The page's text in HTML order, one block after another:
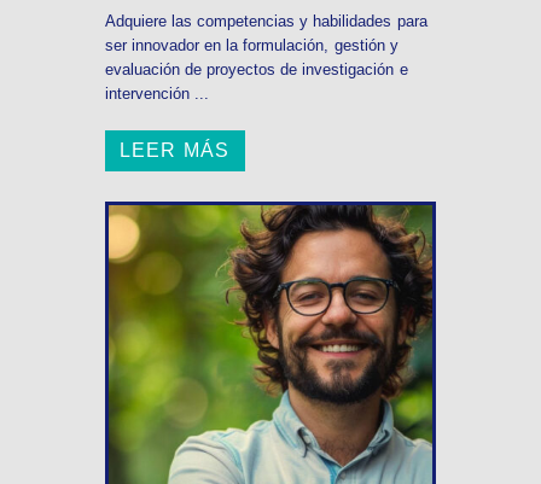
Adquiere las competencias y habilidades para
ser innovador en la formulación, gestión y
evaluación de proyectos de investigación e
intervención ...
LEER MÁS